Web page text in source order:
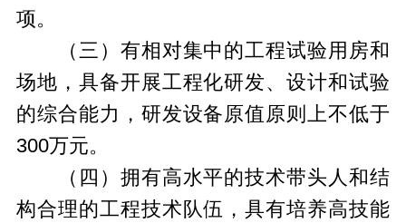
项。
（三）有相对集中的工程试验用房和
场地，具备开展工程化研发、设计和试验
的综合能力，研发设备原值原则上不低于
300万元。
（四）拥有高水平的技术带头人和结
构合理的工程技术队伍，具有培养高技能